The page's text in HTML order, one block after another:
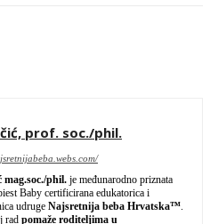
prof. soc./phil.
mag.soc./phil. je međunarodno priznata
Baby certificirana edukatorica i
udruge Najsretnija beba Hrvatska™.
rad pomaže roditeljima u